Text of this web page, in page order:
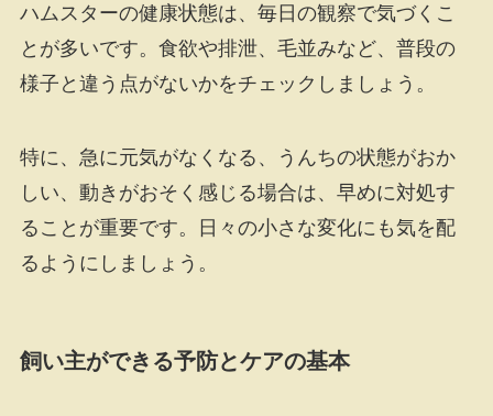
ハムスターの健康状態は、毎日の観察で気づくこ
とが多いです。食欲や排泄、毛並みなど、普段の
様子と違う点がないかをチェックしましょう。
特に、急に元気がなくなる、うんちの状態がおか
しい、動きがおそく感じる場合は、早めに対処す
ることが重要です。日々の小さな変化にも気を配
るようにしましょう。
飼い主ができる予防とケアの基本